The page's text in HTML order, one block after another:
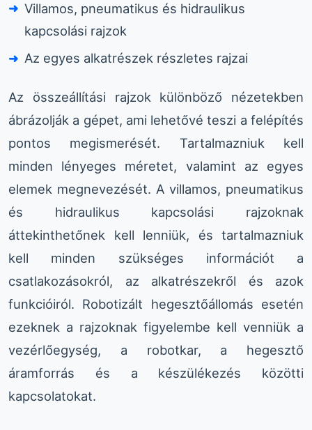
Villamos, pneumatikus és hidraulikus
kapcsolási rajzok
Az egyes alkatrészek részletes rajzai
Az összeállítási rajzok különböző nézetekben
ábrázolják a gépet, ami lehetővé teszi a felépítés
pontos megismerését. Tartalmazniuk kell
minden lényeges méretet, valamint az egyes
elemek megnevezését. A villamos, pneumatikus
és hidraulikus kapcsolási rajzoknak
áttekinthetőnek kell lenniük, és tartalmazniuk
kell minden szükséges információt a
csatlakozásokról, az alkatrészekről és azok
funkcióiról. Robotizált hegesztőállomás esetén
ezeknek a rajzoknak figyelembe kell venniük a
vezérlőegység, a robotkar, a hegesztő
áramforrás és a készülékezés közötti
kapcsolatokat.